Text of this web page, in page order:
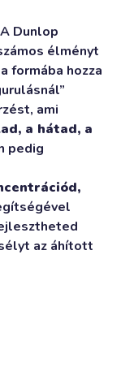
Dunlop
élményt
formába hozza
ami
a hátad, a
pedig
az áhított